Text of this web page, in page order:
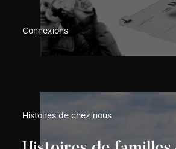
Connexions
Histoires de chez nous